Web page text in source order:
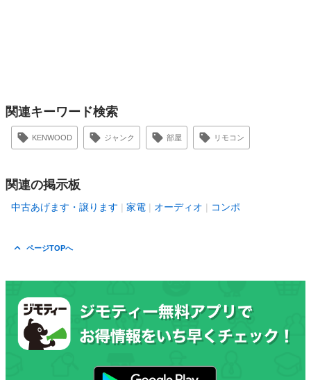
関連キーワード検索
KENWOOD ジャンク 部屋 リモコン
関連の掲示板
中古あげます・譲ります 家電 オーディオ コンポ
ページTOPへ